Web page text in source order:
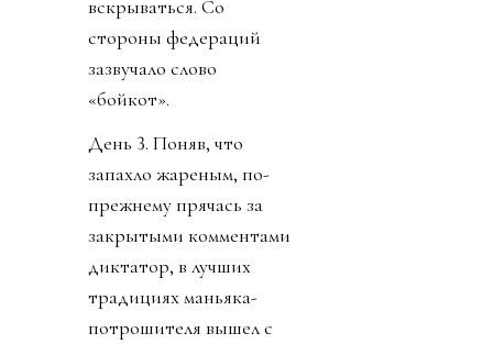
вскрываться. Со
стороны федераций
зазвучало слово
«бойкот».
День 3. Поняв, что
запахло жареным, по-
прежнему прячась за
закрытыми комментами
диктатор, в лучших
традициях маньяка-
потрошителя вышел с